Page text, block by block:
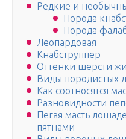
Редкие и
Порода
Порода
Леопардовая
Кнабструппер
Оттенки шерсти
Виды породистых
Как соотносятся
Разновидности
Пегая масть
пятнами